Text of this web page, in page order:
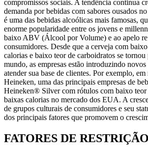
compromissos sociais. A tendência continua
demanda por bebidas com sabores ousados
é uma das bebidas alcoólicas mais famosas,
enorme popularidade entre os jovens e
baixo ABV (Álcool por Volume) e ao apelo
consumidores. Desde que a cerveja com
calorias e baixo teor de carboidratos se
mundo, as empresas estão introduzindo
atender sua base de clientes. Por exemplo,
Heineken, uma das principais empresas de
Heineken® Silver com rótulos com baixo teor
baixas calorias no mercado dos EUA. A
de grupos culturais de consumidores e seu
dos principais fatores que promovem o
FATORES DE RESTRIÇÃO